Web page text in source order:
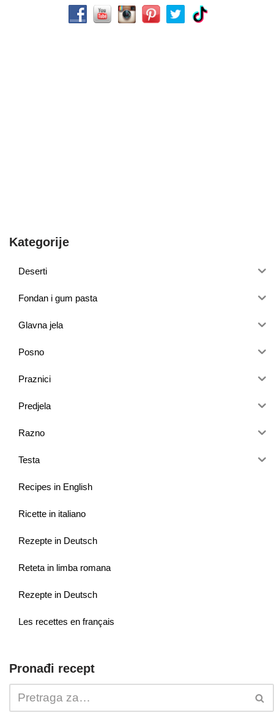
Kategorije
Deserti
Fondan i gum pasta
Glavna jela
Posno
Praznici
Predjela
Razno
Testa
Recipes in English
Ricette in italiano
Rezepte in Deutsch
Reteta in limba romana
Rezepte in Deutsch
Les recettes en français
Pronađi recept